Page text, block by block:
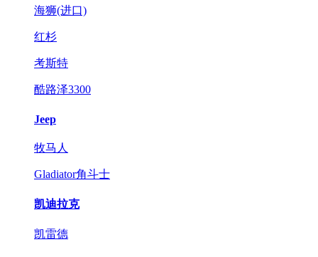
海狮(进口)
红杉
考斯特
酷路泽3300
Jeep
牧马人
Gladiator角斗士
凯迪拉克
凯雷德